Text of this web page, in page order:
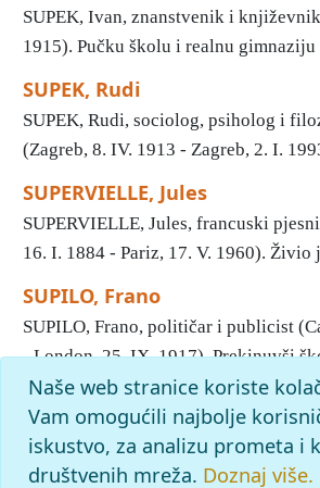
SUPEK, Ivan, znanstvenik i
1915). Pučku školu i realnu gimnaziju
SUPEK, Rudi
SUPEK, Rudi, sociolog, psiholog i
(Zagreb, 8. IV. 1913 - Zagreb, 2. I.
SUPERVIELLE, Jules
SUPERVIELLE, Jules, francuski
16. I. 1884 - Pariz, 17. V. 1960). Živio
SUPILO, Frano
SUPILO, Frano, političar i publicist
- London, 25. IX. 1917). Prekinuvši
« 11 12 13 14 15 16
slovos: pronađenih odgovora: 188;
upita: 83 ms
Naše web stranice koriste
Vam omogućili najbolje
iskustvo, za analizu prometa i
društvenih mreža. Doznaj više.